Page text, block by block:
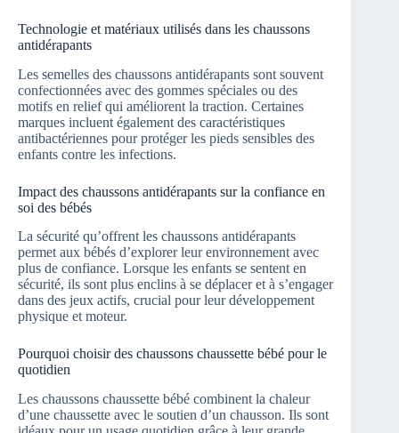
Technologie et matériaux utilisés dans les chaussons
antidérapants
Les semelles des chaussons antidérapants sont souvent
confectionnées avec des gommes spéciales ou des
motifs en relief qui améliorent la traction. Certaines
marques incluent également des caractéristiques
antibactériennes pour protéger les pieds sensibles des
enfants contre les infections.
Impact des chaussons antidérapants sur la confiance en
soi des bébés
La sécurité qu’offrent les chaussons antidérapants
permet aux bébés d’explorer leur environnement avec
plus de confiance. Lorsque les enfants se sentent en
sécurité, ils sont plus enclins à se déplacer et à s’engager
dans des jeux actifs, crucial pour leur développement
physique et moteur.
Pourquoi choisir des chaussons chaussette bébé pour le
quotidien
Les chaussons chaussette bébé combinent la chaleur
d’une chaussette avec le soutien d’un chausson. Ils sont